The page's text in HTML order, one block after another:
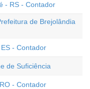
- RS - Contador
de Brejolândia
- Contador
de Suficiência
- Contador